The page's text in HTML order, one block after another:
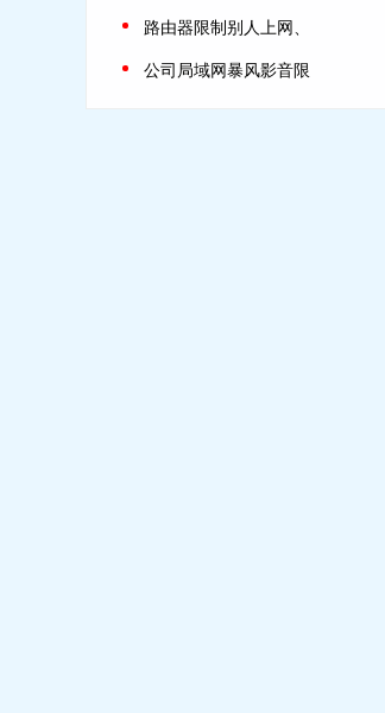
路由器限制别人上网、
公司局域网暴风影音限